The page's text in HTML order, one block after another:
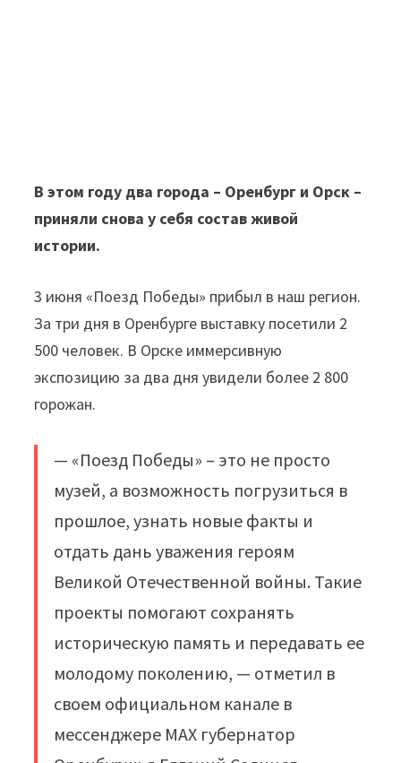
В этом году два города – Оренбург и Орск –
приняли снова у себя состав живой
истории.
3 июня «Поезд Победы» прибыл в наш регион.
За три дня в Оренбурге выставку посетили 2
500 человек. В Орске иммерсивную
экспозицию за два дня увидели более 2 800
горожан.
— «Поезд Победы» – это не просто
музей, а возможность погрузиться в
прошлое, узнать новые факты и
отдать дань уважения героям
Великой Отечественной войны. Такие
проекты помогают сохранять
историческую память и передавать ее
молодому поколению, — отметил в
своем официальном канале в
мессенджере MAX губернатор